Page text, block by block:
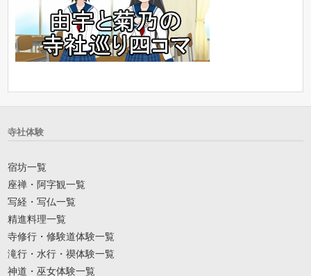
寺社体験
宿坊一覧
座禅・阿字観一覧
写経・写仏一覧
精進料理一覧
寺修行・修験道体験一覧
滝行・水行・禊体験一覧
神道・巫女体験一覧